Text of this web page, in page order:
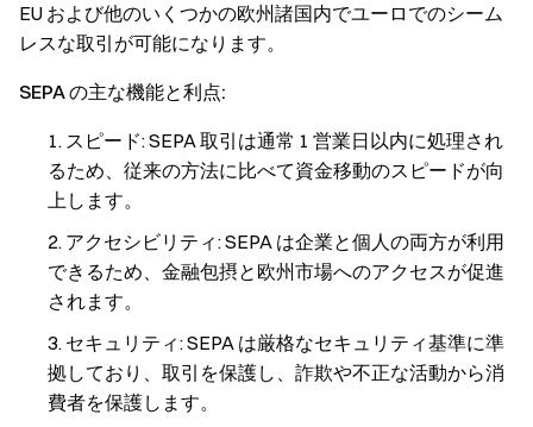
EU および他のいくつかの欧州諸国内でユーロでのシーム
レスな取引が可能になります。
SEPA の主な機能と利点:
スピード: SEPA 取引は通常 1 営業日以内に処理され
るため、従来の方法に比べて資金移動のスピードが向
上します。
アクセシビリティ: SEPA は企業と個人の両方が利用
できるため、金融包摂と欧州市場へのアクセスが促進
されます。
セキュリティ: SEPA は厳格なセキュリティ基準に準
拠しており、取引を保護し、詐欺や不正な活動から消
費者を保護します。